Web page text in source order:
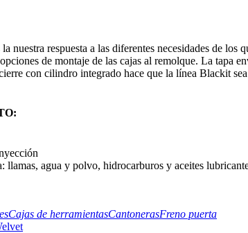
nuestra respuesta a las diferentes necesidades de los
de montaje de las cajas al remolque. La tapa
con cilindro integrado hace que la línea Blackit
llamas, agua y polvo, hidrocarburos y aceites
Cajas de herramientasCantonerasFreno puerta